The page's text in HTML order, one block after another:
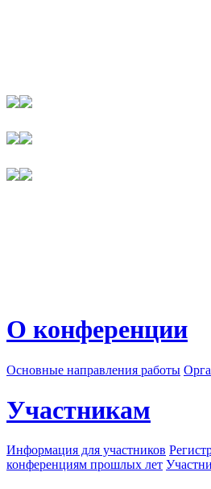
О конференции
Основные направления работы
Участникам
Информация для участников
конференциям прошлых лет